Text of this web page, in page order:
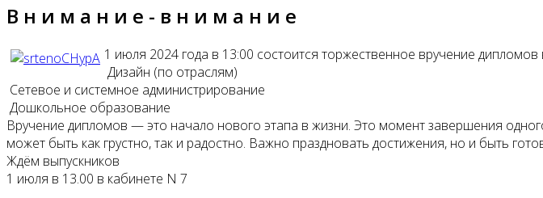
В н и м а н и е - в н и м а н и е
1 июля 2024 года в 13:00 состоится торжественное вручение
Дизайн (по отраслям)
Сетевое и системное администрирование
Дошкольное образование
Вручение дипломов — это начало нового этапа в жизни. Это момент завершения
может быть как грустно, так и радостно. Важно праздновать достижения, но и быть
Ждём выпускников
1 июля в 13.00 в кабинете N 7